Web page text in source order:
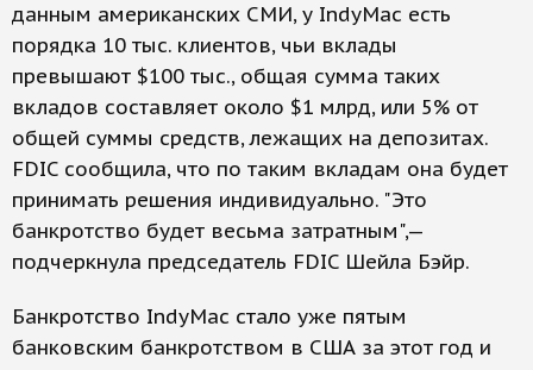
данным американских СМИ, у IndyMac есть
порядка 10 тыс. клиентов, чьи вклады
превышают $100 тыс., общая сумма таких
вкладов составляет около $1 млрд, или 5% от
общей суммы средств, лежащих на депозитах.
FDIC сообщила, что по таким вкладам она будет
принимать решения индивидуально. "Это
банкротство будет весьма затратным",—
подчеркнула председатель FDIC Шейла Бэйр.
Банкротство IndyMac стало уже пятым
банковским банкротством в США за этот год и